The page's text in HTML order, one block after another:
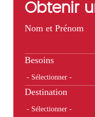
Obtenir
Nom et Prénom
Besoins
Destination